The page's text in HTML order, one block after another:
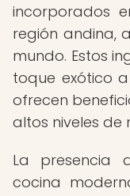
incorporados
región andina,
mundo. Estos
toque exótico
ofrecen
altos niveles de
La presencia
cocina